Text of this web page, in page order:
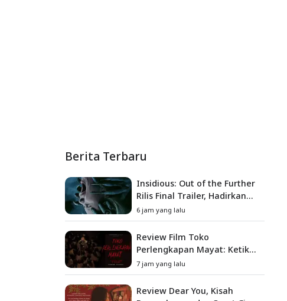
Berita Terbaru
Insidious: Out of the Further
Rilis Final Trailer, Hadirkan
Teror Baru, Iblis Kini Masuk
ke Dunia Manusia
6 jam yang lalu
Review Film Toko
Perlengkapan Mayat: Ketika
Kutukan Keluarga Menjadi
Sumber Teror yang
Sesungguhnya
7 jam yang lalu
Review Dear You, Kisah